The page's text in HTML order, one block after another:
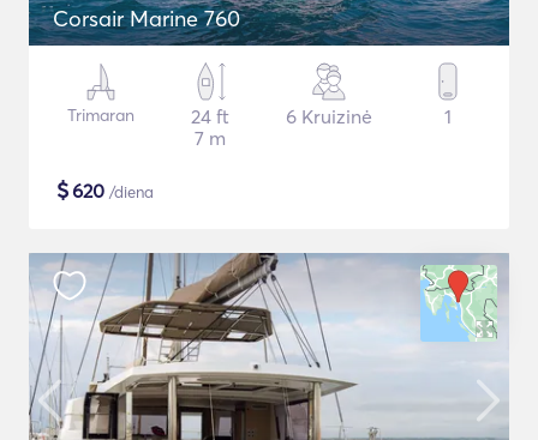
Corsair Marine 760
Trimaran
24 ft
7 m
6 Kruizinė 1
$620 /diena